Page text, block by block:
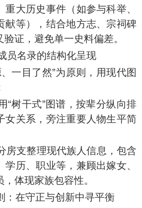
大历史事件（如参与科举、
献等），结合地方志、宗祠碑
证，避免单一史料偏差。
员名录的结构化呈现
一目了然”为原则，用现代图
“树干式”图谱，按辈分纵向排
女关系，旁注重要人物生平简
房支整理现代族人信息，包含
历、职业等，兼顾出嫁女、
，体现家族包容性。
：在守正与创新中寻平衡